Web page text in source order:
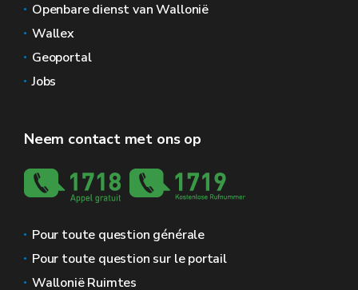
Openbare dienst van Wallonië
Wallex
Geoportal
Jobs
Neem contact met ons op
Pour toute question générale
Pour toute question sur le portail
Wallonië Ruimtes